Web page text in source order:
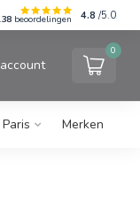
beoordelingen 4.8 /5.0
0
Merken